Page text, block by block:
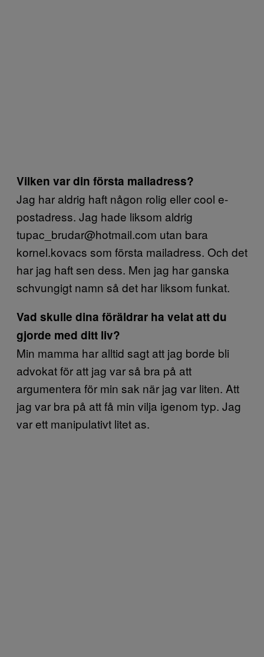
Vilken var din första mailadress?
Jag har aldrig haft någon rolig eller cool e-
postadress. Jag hade liksom aldrig
tupac_brudar@hotmail.com utan bara
kornel.kovacs som första mailadress. Och det
har jag haft sen dess. Men jag har ganska
schvungigt namn så det har liksom funkat.
Vad skulle dina föräldrar ha velat att du
gjorde med ditt liv?
Min mamma har alltid sagt att jag borde bli
advokat för att jag var så bra på att
argumentera för min sak när jag var liten. Att
jag var bra på att få min vilja igenom typ. Jag
var ett manipulativt litet as.